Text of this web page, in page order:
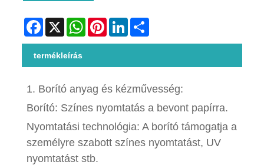
Facebook
X WhatsAppPinterestLinkedIn
termékleírás
1. Borító anyag és kézművesség:
Borító: Színes nyomtatás a bevont papírra.
Nyomtatási technológia: A borító támogatja a
személyre szabott színes nyomtatást, UV
nyomtatást stb.